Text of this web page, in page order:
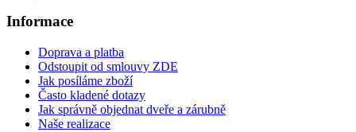
Informace
Doprava a platba
Odstoupit od smlouvy ZDE
Jak posíláme zboží
Často kladené dotazy
Jak správně objednat dveře a zárubně
Naše realizace